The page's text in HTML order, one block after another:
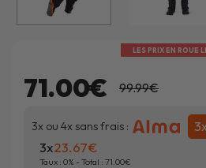
LES PRIX EN ROUE
71.00€ 99.99€
3x ou 4x sans frais :
3x23.67
Taux : 0% - Total : 71.00